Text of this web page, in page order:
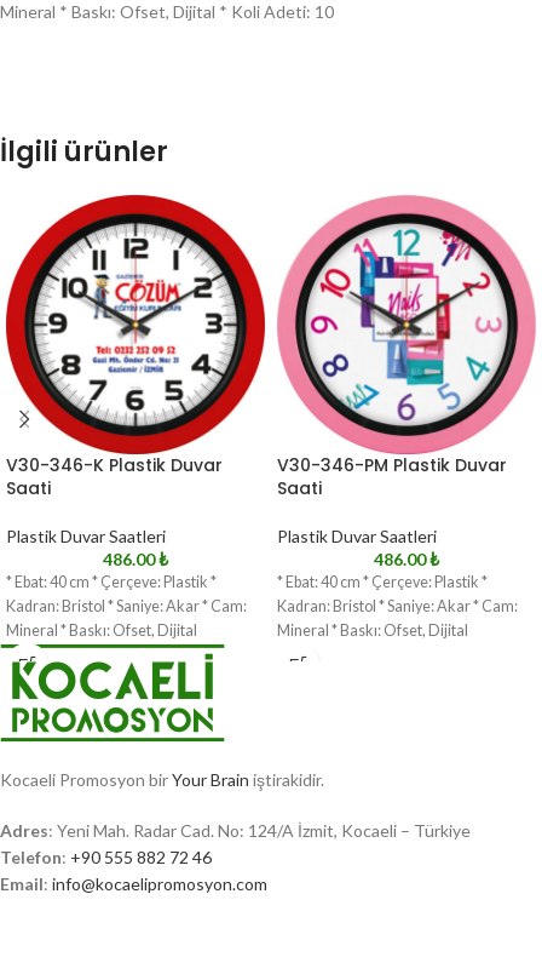
Mineral * Baskı: Ofset, Dijital * Koli Adeti: 10
İlgili ürünler
V30-346-K Plastik Duvar
Saati
Plastik Duvar Saatleri
486.00₺
* Ebat: 40 cm * Çerçeve: Plastik *
Kadran: Bristol * Saniye: Akar * Cam:
Mineral * Baskı: Ofset, Dijital
V30-346-PM Plastik Duvar
Saati
Plastik Duvar Saatleri
486.00₺
* Ebat: 40 cm * Çerçeve: Plastik *
Kadran: Bristol * Saniye: Akar * Cam:
Mineral * Baskı: Ofset, Dijital
Kocaeli Promosyon birYour Brain iştirakidir.
Adres: Yeni Mah. Radar Cad. No: 124/A İzmit, Kocaeli – Türkiye
Telefon: +90 555 882 72 46
Email: info@kocaelipromosyon.com